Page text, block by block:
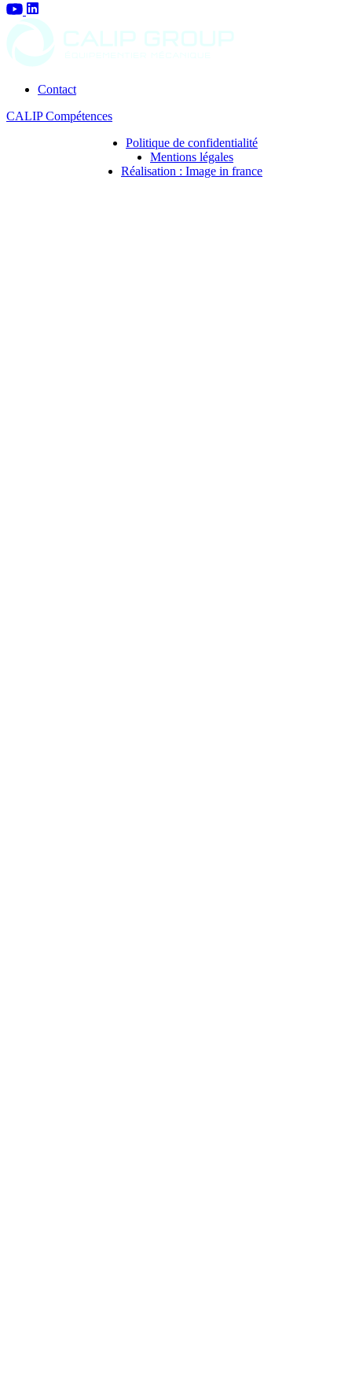
Contact
CALIP Compétences
Politique de confidentialité
Mentions légales
Réalisation : Image in france